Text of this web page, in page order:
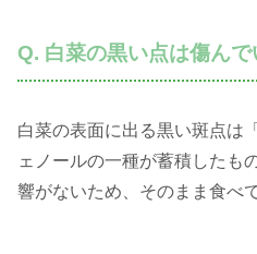
Q. 白菜の黒い点は傷ん
白菜の表面に出る黒い斑点は
ェノールの一種が蓄積したも
響がないため、そのまま食べ